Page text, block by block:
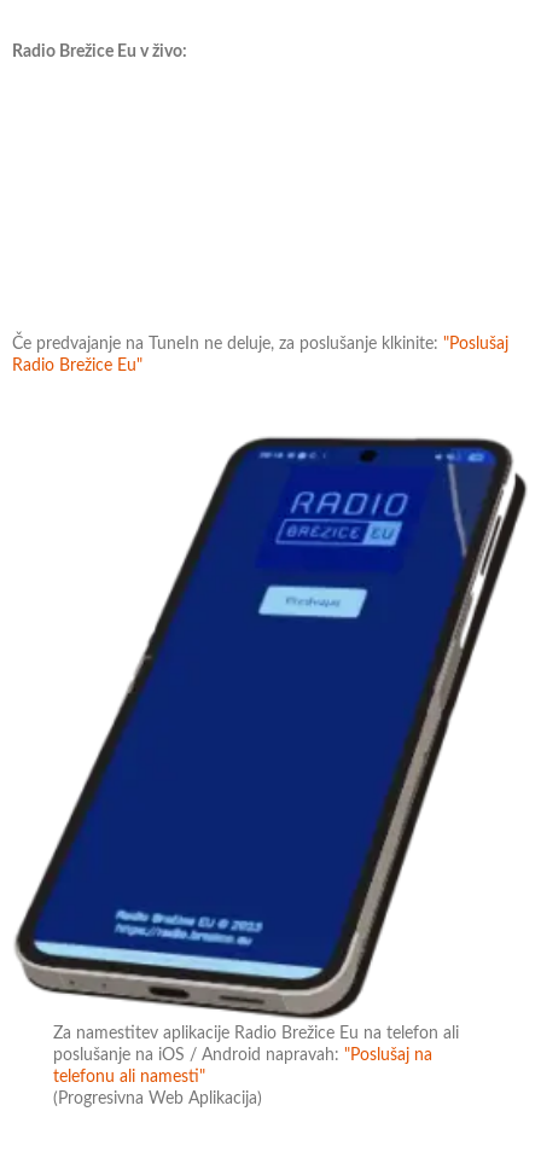
Radio Brežice Eu v živo:
Če predvajanje na TuneIn ne deluje, za poslušanje klkinite: "Poslušaj
Radio Brežice Eu"
Za namestitev aplikacije Radio Brežice Eu na telefon ali
poslušanje na iOS / Android napravah:"Poslušaj na
telefonu ali namesti"
(Progresivna Web Aplikacija)